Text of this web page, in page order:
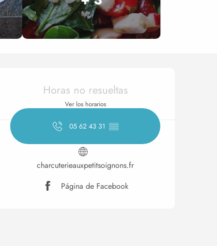
Horarios y datos de
Horas no resueltas
Ver los horarios
05 62 43 31 ▒▒
charcuterieauxpetitsoignons.fr
Página de Facebook